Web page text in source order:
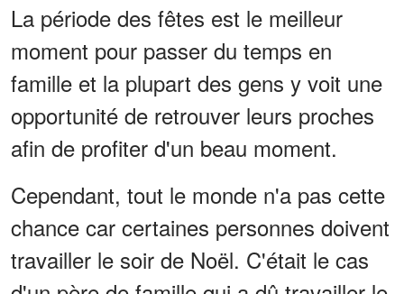
La période des fêtes est le meilleur
moment pour passer du temps en
famille et la plupart des gens y voit une
opportunité de retrouver leurs proches
afin de profiter d'un beau moment.
Cependant, tout le monde n'a pas cette
chance car certaines personnes doivent
travailler le soir de Noël. C'était le cas